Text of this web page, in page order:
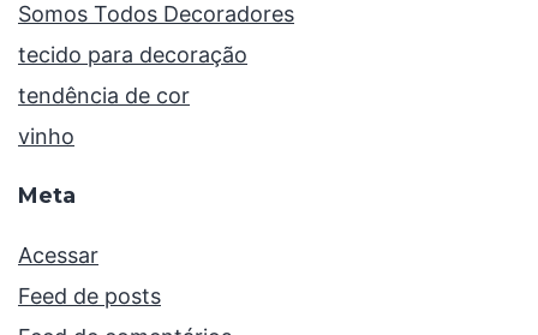
Somos Todos Decoradores
tecido para decoração
tendência de cor
vinho
Meta
Acessar
Feed de posts